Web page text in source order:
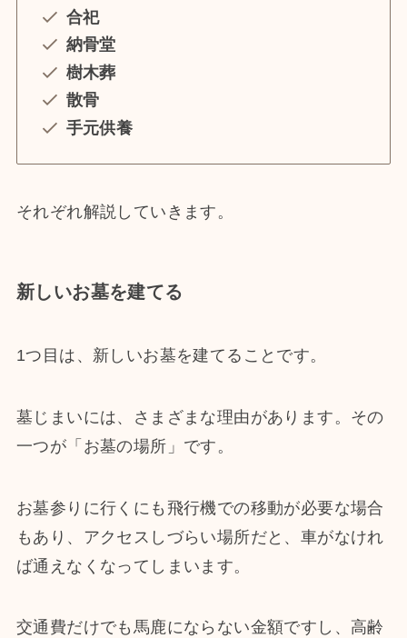
合祀
納骨堂
樹木葬
散骨
手元供養
それぞれ解説していきます。
新しいお墓を建てる
1つ目は、新しいお墓を建てることです。
墓じまいには、さまざまな理由があります。その
一つが「お墓の場所」です。
お墓参りに行くにも飛行機での移動が必要な場合
もあり、アクセスしづらい場所だと、車がなけれ
ば通えなくなってしまいます。
交通費だけでも馬鹿にならない金額ですし、高齢